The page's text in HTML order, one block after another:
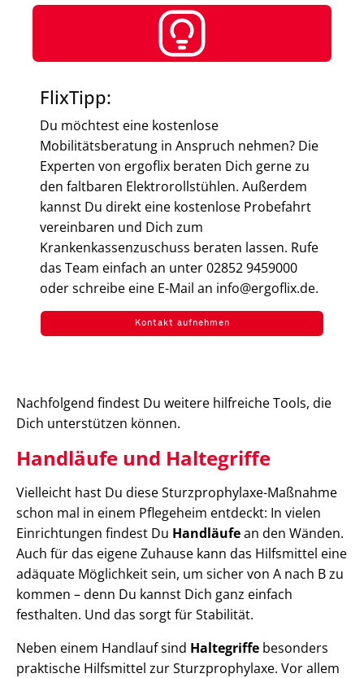
FlixTipp:
Du möchtest eine kostenlose
Mobilitätsberatung in Anspruch nehmen? Die
Experten von ergoflix beraten Dich gerne zu
den faltbaren Elektrorollstühlen. Außerdem
kannst Du direkt eine kostenlose Probefahrt
vereinbaren und Dich zum
Krankenkassenzuschuss beraten lassen. Rufe
das Team einfach an unter 02852 9459000
oder schreibe eine E-Mail an info@ergoflix.de.
Kontakt aufnehmen
Nachfolgend findest Du weitere hilfreiche Tools, die
Dich unterstützen können.
Handläufe und Haltegriffe
Vielleicht hast Du diese Sturzprophylaxe-Maßnahme
schon mal in einem Pflegeheim entdeckt: In vielen
Einrichtungen findest Du Handläufean den Wänden.
Auch für das eigene Zuhause kann das Hilfsmittel eine
adäquate Möglichkeit sein, um sicher von A nach B zu
kommen – denn Du kannst Dich ganz einfach
festhalten. Und das sorgt für Stabilität.
Neben einem Handlauf sind Haltegriffe besonders
praktische Hilfsmittel zur Sturzprophylaxe. Vor allem